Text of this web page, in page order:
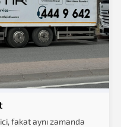
fakat aynı zamanda